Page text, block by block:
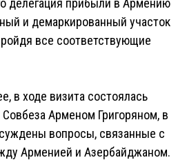
делегация прибыли в Армению
и демаркированный участок
все соответствующие
в ходе визита состоялась
Арменом Григоряном, в
вопросы, связанные с
Арменией и Азербайджаном.